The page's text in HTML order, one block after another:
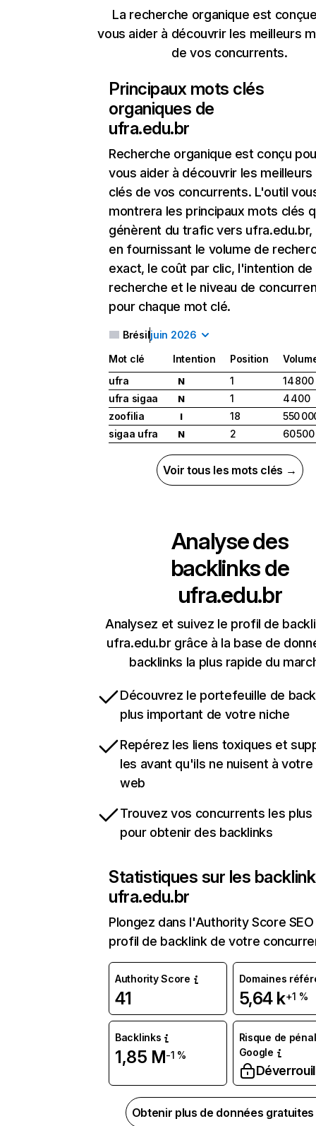
La recherche organique est
vous aider à découvrir les meilleurs
de vos concurrents.
Principaux mots clés
organiques de
ufra.edu.br
Recherche organique est conçu
vous aider à découvrir les
clés de vos concurrents. L'outil
montrera les principaux mots clés
génèrent du trafic vers
en fournissant le volume de
exact, le coût par clic, l'intention de
recherche et le niveau de
pour chaque mot clé.
Brésiljuin 2026
Mot clé Intention Position
ufra
N 1
14 800
ufra sigaa
N 1
4 400
zoofilia
I 18
550
sigaa ufra
N 2 60 500
Voir tous les mots clés →
Analyse des
backlinks de
ufra.edu.br
Analysez et suivez le profil de
ufra.edu.br grâce à la base de
backlinks la plus rapide du
Découvrez le portefeuille de
plus important de votre niche
Repérez les liens toxiques et
les avant qu'ils ne nuisent à
web
Trouvez vos concurrents les
pour obtenir des backlinks
Statistiques sur les
ufra.edu.br
Plongez dans l'Authority Score
profil de backlink de votre
Authority Score
41
Domaines
5,64 k+1 %
Backlinks
1,85 M-1 %
Risque de
Google
Obtenir plus de données